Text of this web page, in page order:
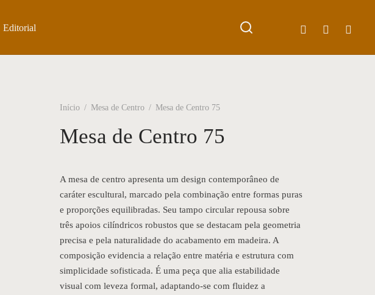
Editorial
Início / Mesa de Centro / Mesa de Centro 75
Mesa de Centro 75
A mesa de centro apresenta um design contemporâneo de
caráter escultural, marcado pela combinação entre formas puras
e proporções equilibradas. Seu tampo circular repousa sobre
três apoios cilíndricos robustos que se destacam pela geometria
precisa e pela naturalidade do acabamento em madeira. A
composição evidencia a relação entre matéria e estrutura com
simplicidade sofisticada. É uma peça que alia estabilidade
visual com leveza formal, adaptando-se com fluidez a